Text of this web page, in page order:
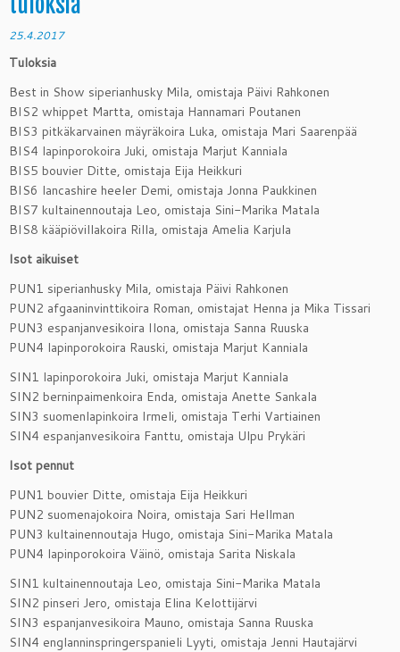
25.4.2017
Tuloksia
Best in Show siperianhusky Mila, omistaja Päivi Rahkonen
BIS2 whippet Martta, omistaja Hannamari Poutanen
BIS3 pitkäkarvainen mäyräkoira Luka, omistaja Mari Saarenpää
BIS4 lapinporokoira Juki, omistaja Marjut Kanniala
BIS5 bouvier Ditte, omistaja Eija Heikkuri
BIS6 lancashire heeler Demi, omistaja Jonna Paukkinen
BIS7 kultainennoutaja Leo, omistaja Sini-Marika Matala
BIS8 kääpiövillakoira Rilla, omistaja Amelia Karjula
Isot aikuiset
PUN1 siperianhusky Mila, omistaja Päivi Rahkonen
PUN2 afgaaninvinttikoira Roman, omistajat Henna ja Mika Tissari
PUN3 espanjanvesikoira Ilona, omistaja Sanna Ruuska
PUN4 lapinporokoira Rauski, omistaja Marjut Kanniala
SIN1 lapinporokoira Juki, omistaja Marjut Kanniala
SIN2 berninpaimenkoira Enda, omistaja Anette Sankala
SIN3 suomenlapinkoira Irmeli, omistaja Terhi Vartiainen
SIN4 espanjanvesikoira Fanttu, omistaja Ulpu Prykäri
Isot pennut
PUN1 bouvier Ditte, omistaja Eija Heikkuri
PUN2 suomenajokoira Noira, omistaja Sari Hellman
PUN3 kultainennoutaja Hugo, omistaja Sini-Marika Matala
PUN4 lapinporokoira Väinö, omistaja Sarita Niskala
SIN1 kultainennoutaja Leo, omistaja Sini-Marika Matala
SIN2 pinseri Jero, omistaja Elina Kelottijärvi
SIN3 espanjanvesikoira Mauno, omistaja Sanna Ruuska
SIN4 englanninspringerspanieli Lyyti, omistaja Jenni Hautajärvi